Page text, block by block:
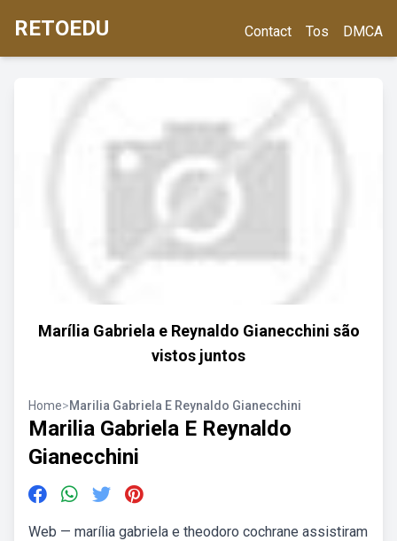
RETOEDU Contact Tos DMCA
Marília Gabriela e Reynaldo Gianecchini são
vistos juntos
Home>Marilia Gabriela E Reynaldo Gianecchini
Marilia Gabriela E Reynaldo
Gianecchini
Web — marília gabriela e theodoro cochrane assistiram